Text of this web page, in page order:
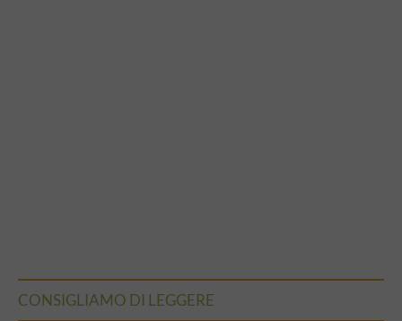
CONSIGLIAMO DI LEGGERE